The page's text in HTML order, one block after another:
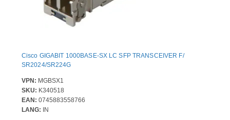
Cisco GIGABIT 1000BASE-SX LC SFP TRANSCEIVER F/
SR2024/SR224G
VPN: MGBSX1
SKU: K340518
EAN: 0745883558766
LANG: IN